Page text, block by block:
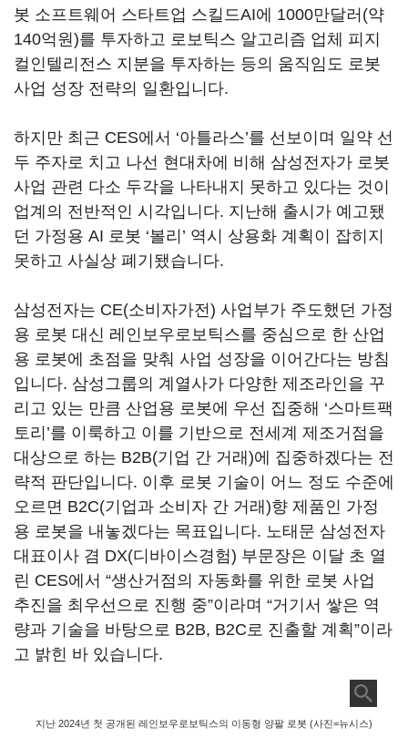
봇 소프트웨어 스타트업 스킬드AI에 1000만달러 (약
140억원)를 투자하고 로보틱스 알고리즘 업체 피지
컬인텔리전스 지분을 투자하는 등의 움직임도 로봇
사업 성장 전략의 일환입니다.
하지만 최근 CES에서 ‘아틀라스’를 선보이며 일약 선
두 주자로 치고 나선 현대차에 비해 삼성전자가 로봇
사업 관련 다소 두각을 나타내지 못하고 있다는 것이
업계의 전반적인 시각입니다. 지난해 출시가 예고됐
던 가정용 AI 로봇 ‘볼리 ’ 역시 상용화 계획이 잡히지
못하고 사실상 폐기됐습니다.
삼성전자는 CE(소비자가전) 사업부가 주도했던 가정
용 로봇 대신 레인보우로보틱스를 중심으로 한 산업
용 로봇에 초점을 맞춰 사업 성장을 이어간다는 방침
입니다. 삼성그룹의 계열사가 다양한 제조라인을 꾸
리고 있는 만큼 산업용 로봇에 우선 집중해 ‘스마트팩
토리 ’를 이룩하고 이를 기반으로 전세계 제조거점을
대상으로 하는 B2B(기업 간 거래 )에 집중하겠다는 전
략적 판단입니다. 이후 로봇 기술이 어느 정도 수준에
오르면 B2C(기업과 소비자 간 거래 )향 제품인 가정
용 로봇을 내놓겠다는 목표입니다. 노태문 삼성전자
대표이사 겸 DX(디바이스경험) 부문장은 이달 초 열
린 CES에서 “생산거점의 자동화를 위한 로봇 사업
추진을 최우선으로 진행 중”이라며 “거기서 쌓은 역
량과 기술을 바탕으로 B2B, B2C로 진출할 계획”이라
고 밝힌 바 있습니다.
지난 2024년 첫 공개된 레인보우로보틱스의 이동형 양팔 로봇 (사진=뉴시스)